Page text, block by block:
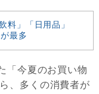
料」「日用品」
最多
「今夏のお買い物
、多くの消費者が